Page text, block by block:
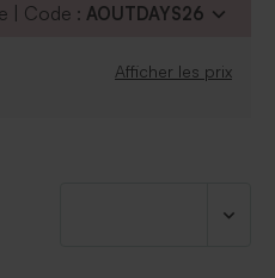
prénom et la date, il
| Code : AOUTDAYS26
Afficher les prix